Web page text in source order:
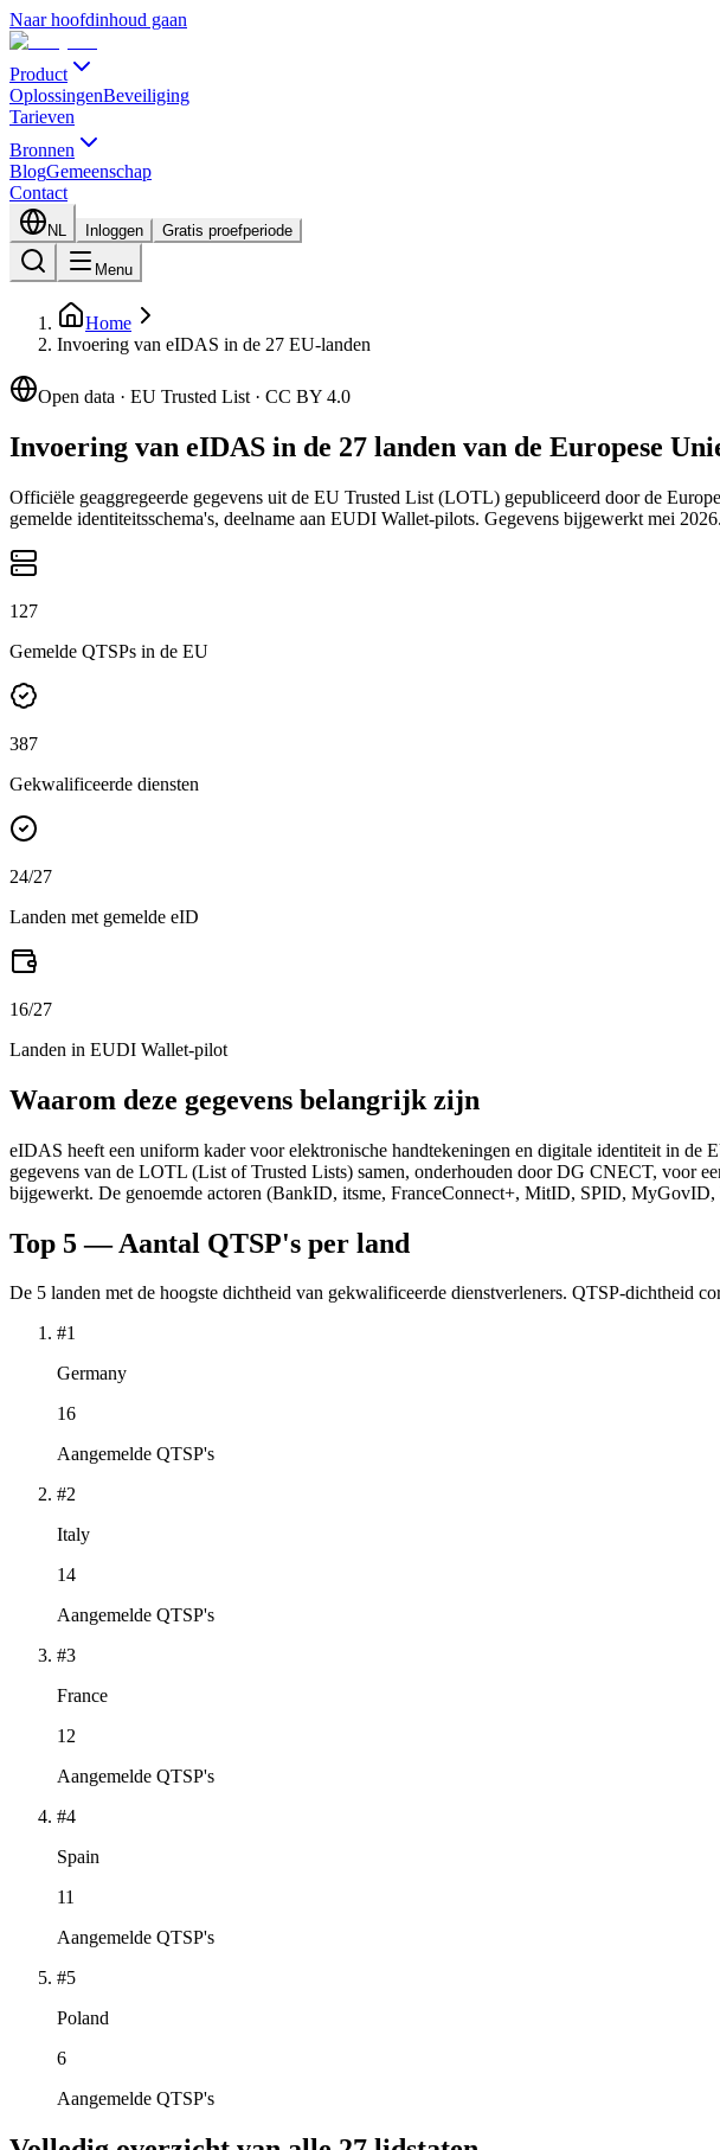
Naar hoofdinhoud gaan
Product
OplossingenBeveiliging
Tarieven
Bronnen
BlogGemeenschap
Contact
NL Inloggen Gratis proefperiode
Menu
Home
Invoering van eIDAS in de 27 EU-landen
Open data · EU Trusted List · CC BY 4.0
Invoering van eIDAS in de 27 landen van de Europese
Officiële geaggregeerde gegevens uit de EU Trusted List (LOTL) gepubliceerd door de
gemelde identiteitsschema's, deelname aan EUDI Wallet-pilots. Gegevens bijgewerkt mei 2026.
127
Gemelde QTSPs in de EU
387
Gekwalificeerde diensten
24/27
Landen met gemelde eID
16/27
Landen in EUDI Wallet-pilot
Waarom deze gegevens belangrijk zijn
eIDAS heeft een uniform kader voor elektronische handtekeningen en digitale identiteit in
gegevens van de LOTL (List of Trusted Lists) samen, onderhouden door DG CNECT, voor
bijgewerkt. De genoemde actoren (BankID, itsme, FranceConnect+, MitID, SPID,
Top 5 — Aantal QTSP's per land
De 5 landen met de hoogste dichtheid van gekwalificeerde dienstverleners. QTSP-dichtheid
#1
Germany
16
Aangemelde QTSP's
#2
Italy
14
Aangemelde QTSP's
#3
France
12
Aangemelde QTSP's
#4
Spain
11
Aangemelde QTSP's
#5
Poland
6
Aangemelde QTSP's